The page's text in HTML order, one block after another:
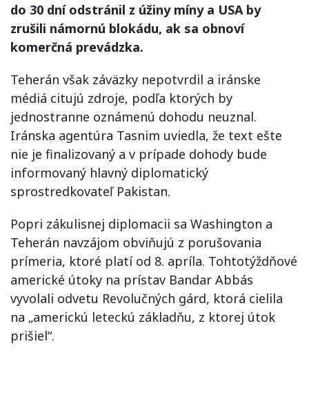
do 30 dní odstránil z úžiny míny a USA by
zrušili námornú blokádu, ak sa obnoví
komerčná prevádzka.
Teherán však záväzky nepotvrdil a iránske
médiá citujú zdroje, podľa ktorých by
jednostranne oznámenú dohodu neuznal.
Iránska agentúra Tasnim uviedla, že text ešte
nie je finalizovaný a v prípade dohody bude
informovaný hlavný diplomatický
sprostredkovateľ Pakistan.
Popri zákulisnej diplomacii sa Washington a
Teherán navzájom obviňujú z porušovania
prímeria, ktoré platí od 8. apríla. Tohtotýždňové
americké útoky na prístav Bandar Abbás
vyvolali odvetu Revolučných gárd, ktorá cielila
na „americkú leteckú základňu, z ktorej útok
prišiel“.